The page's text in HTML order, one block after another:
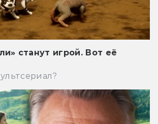
станут игрой. Вот её